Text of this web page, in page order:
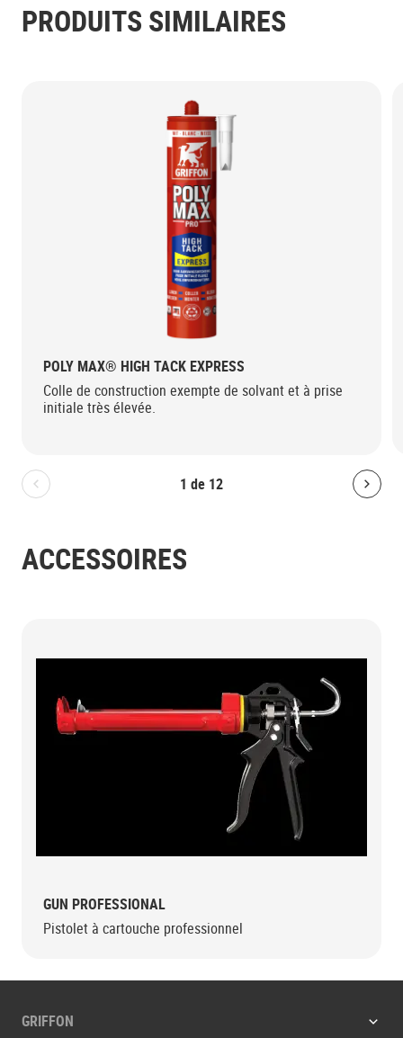
PRODUITS SIMILAIRES
1 de 12
Bolton.General.PreviousSlide
POLY MAX® HIGH TACK EXPRESS
Colle de construction exempte de solvant et à prise
initiale très élevée.
ACCESSOIRES
GUN PROFESSIONAL
Pistolet à cartouche professionnel
GRIFFON